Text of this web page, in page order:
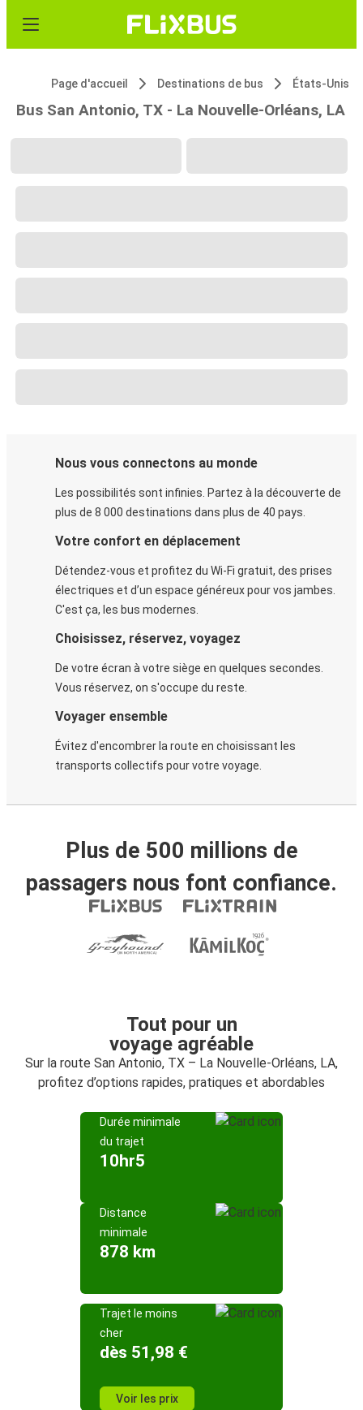
Page d'accueil Destinations de bus États-Unis
Bus San Antonio, TX - La Nouvelle-Orléans, LA
Nous vous connectons au monde
Les possibilités sont infinies. Partez à la découverte de
plus de 8 000 destinations dans plus de 40 pays.
Votre confort en déplacement
Détendez-vous et profitez du Wi-Fi gratuit, des prises
électriques et d’un espace généreux pour vos jambes.
C'est ça, les bus modernes.
Choisissez, réservez, voyagez
De votre écran à votre siège en quelques secondes.
Vous réservez, on s'occupe du reste.
Voyager ensemble
Évitez d'encombrer la route en choisissant les
transports collectifs pour votre voyage.
Plus de 500 millions de
passagers nous font confiance.
Tout pour un
voyage agréable
Sur la route San Antonio, TX – La Nouvelle-Orléans, LA,
profitez d’options rapides, pratiques et abordables
Durée minimale
du trajet
10hr5
Distance
minimale
878 km
Trajet le moins
cher
dès 51,98 €
Voir les prix